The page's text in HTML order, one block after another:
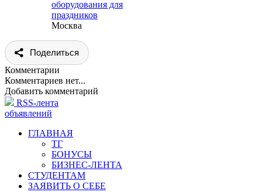
оборудования для
праздников
Москва
Поделиться
Комментарии
Комментариев нет...
Добавить комментарий
RSS-лента
объявлений
ГЛАВНАЯ
ТГ
БОНУСЫ
БИЗНЕС-ЛЕНТА
СТУДЕНТАМ
ЗАЯВИТЬ О СЕБЕ